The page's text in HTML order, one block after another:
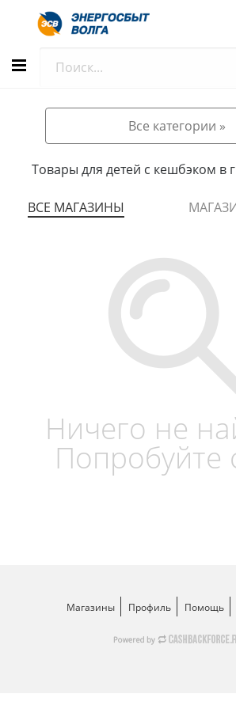
Все категории »
Товары для детей с кешбэком в
ВСЕ МАГАЗИНЫ
Ничего не
Попробуйте
Магазины Профиль Помощь